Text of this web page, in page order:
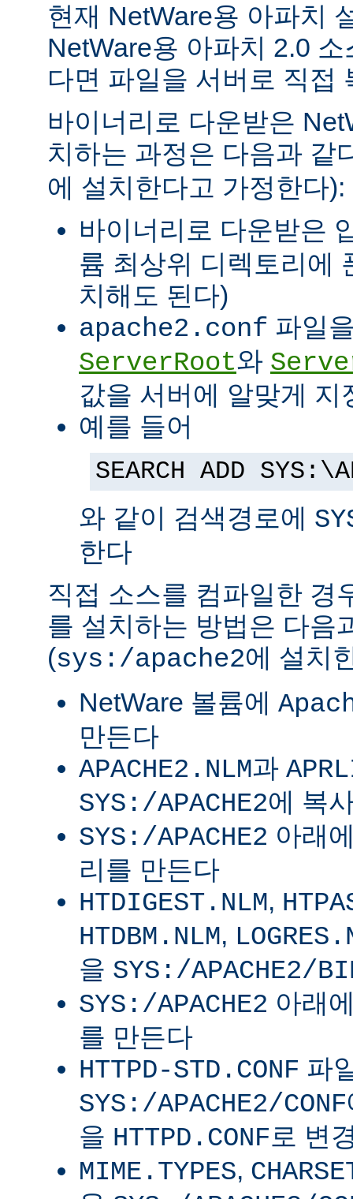
현재 NetWare용 아파치
NetWare용 아파치 2.0
다면 파일을 서버로 직접
바이너리로 다운받은
치하는 과정은 다음과 같
에 설치한다고 가정한다):
바이너리로 다운받은
륨 최상위 디렉토리에
치해도 된다)
apache2.conf 파일
ServerRoot와
값을 서버에 알맞게 지
예를 들어
SEARCH ADD
와 같이 검색경로에
한다
직접 소스를 컴파일한 경
를 설치하는 방법은 다음
(sys:/apache2에 설치
NetWare 볼륨에
만든다
APACHE2.NLM과
SYS:/APACHE2에 복
SYS:/APACHE2 아래
리를 만든다
HTDIGEST.NLM,
HTDBM.NLM,
을 SYS:/APACHE2/
SYS:/APACHE2 아래
를 만든다
HTTPD-STD.CONF 파
SYS:/APACHE2/CONF
을 HTTPD.CONF 로 변
MIME.TYPES,